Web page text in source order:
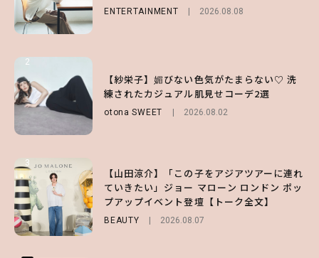
ENTERTAINMENT 2026.08.08
2
【紗栄子】媚びない色気がたまらない♡ 洗
練されたカジュアル肌見せコーデ2選
otona SWEET 2026.08.02
3
【山田涼介】「この子をアジアツアーに連れ
ていきたい」ジョー マローン ロンドン ポッ
プアップイベント登壇【トーク全文】
BEAUTY 2026.08.07
BEAUTY 2026.08.01
2
【森香澄】理想のスタイルはどう作る？体型
キープの秘訣や夏の過ごし方など独占インタ
ビュー！
ENTERTAINMENT
3
【ハローキティ】がスシローと初コラボ♡
第1弾の気になるメニュー＆限定グッズを総
チェック！
LIFESTYLE 2026.07.31
FASHION Sponsored 2026.07.10
2
【付録】総柄ハローキティが可愛すぎ♡ 紀
ノ国屋コラボの“優秀保冷バッグ”は夏の強
い味方！【オトナミューズ9月号増刊】
2026.07.12
3
【谷まりあ】夏は“シアースカート”でさり
げなく肌見せ！透け感のニュアンスを楽しめ
るマストハブアイテム4選
FASHION 2026.07.19